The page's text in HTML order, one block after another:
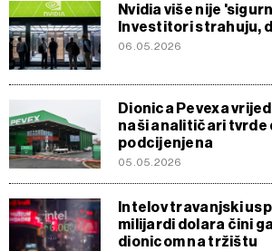
Nvidia više nije
Investitori strahuju,
06.05.2026
Dionica Pevexa
naši analitičari tvrde
podcijenjena
05.05.2026
Intelov travanjski
milijardi dolara čini
dionicom na tržištu